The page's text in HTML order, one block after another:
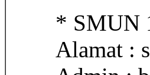
* SMUN
Alamat :